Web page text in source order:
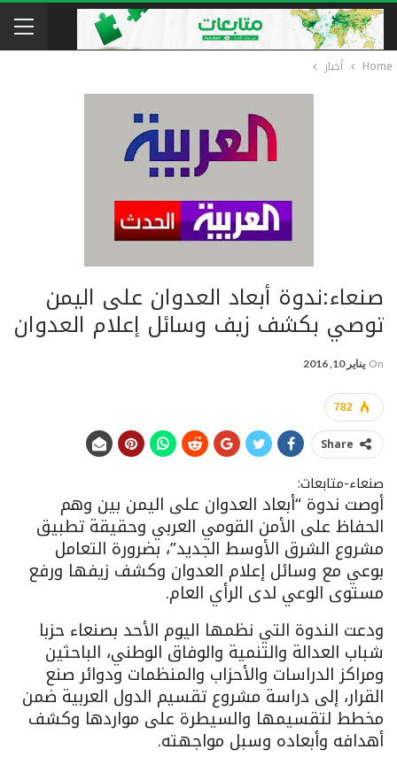
Home أخبار
صنعاء:ندوة أبعاد العدوان على اليمن
توصي بكشف زيف وسائل إعلام العدوان
On يناير 10, 2016
782
Share
صنعاء-متابعات:
أوصت ندوة “أبعاد العدوان على اليمن بين وهم
الحفاظ على الأمن القومي العربي وحقيقة تطبيق
مشروع الشرق الأوسط الجديد”، بضرورة التعامل
بوعي مع وسائل إعلام العدوان وكشف زيفها ورفع
مستوى الوعي لدى الرأي العام.
ودعت الندوة التي نظمها اليوم الأحد بصنعاء حزبا
شباب العدالة والتنمية والوفاق الوطني، الباحثين
ومراكز الدراسات والأحزاب والمنظمات ودوائر صنع
القرار، إلى دراسة مشروع تقسيم الدول العربية ضمن
مخطط لتقسيمها والسيطرة على مواردها وكشف
أهدافه وأبعاده وسبل مواجهته.